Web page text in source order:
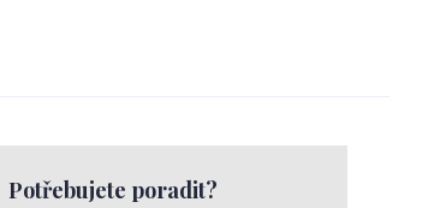
Potřebujete poradit?